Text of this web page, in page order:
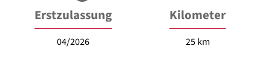
Erstzulassung
04/2026
Kilometer
25 km